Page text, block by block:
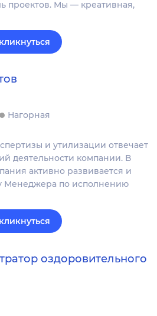
проектов. Мы — креативная,
Нагорная
и утилизации отвечает
деятельности компании. В
активно развивается и
Менеджера по исполнению
оздоровительного